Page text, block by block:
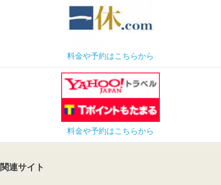
料金や予約はこちらから
料金や予約はこちらから
関連サイト